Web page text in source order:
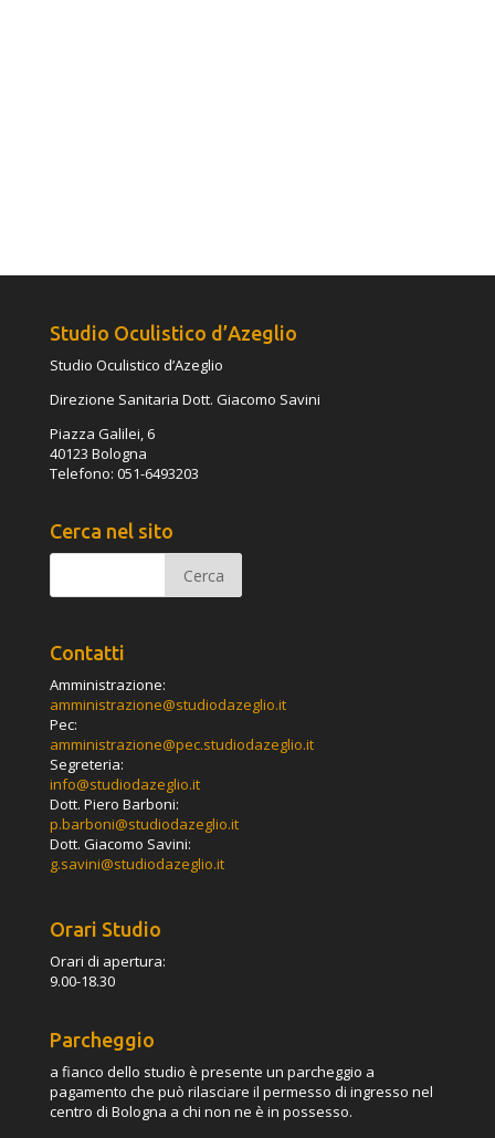
Studio Oculistico d’Azeglio
Studio Oculistico d’Azeglio
Direzione Sanitaria Dott. Giacomo Savini
Piazza Galilei, 6
40123 Bologna
Telefono: 051-6493203
Cerca nel sito
Contatti
Amministrazione:
amministrazione@studiodazeglio.it
Pec:
amministrazione@pec.studiodazeglio.it
Segreteria:
info@studiodazeglio.it
Dott. Piero Barboni:
p.barboni@studiodazeglio.it
Dott. Giacomo Savini:
g.savini@studiodazeglio.it
Orari Studio
Orari di apertura:
9.00-18.30
Parcheggio
a fianco dello studio è presente un parcheggio a
pagamento che può rilasciare il permesso di ingresso nel
centro di Bologna a chi non ne è in possesso.